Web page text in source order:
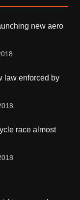
new aero
law enforced by
race almost